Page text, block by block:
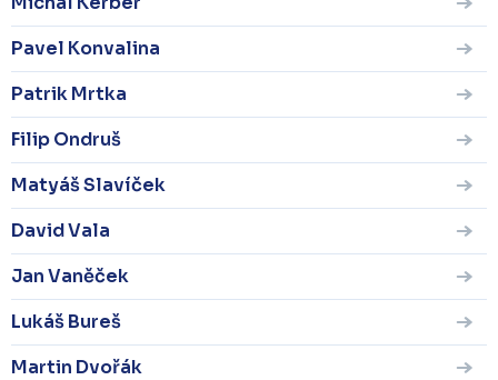
Pavel Konvalina
Patrik Mrtka
Filip Ondruš
Matyáš Slavíček
David Vala
Jan Vaněček
Lukáš Bureš
Martin Dvořák